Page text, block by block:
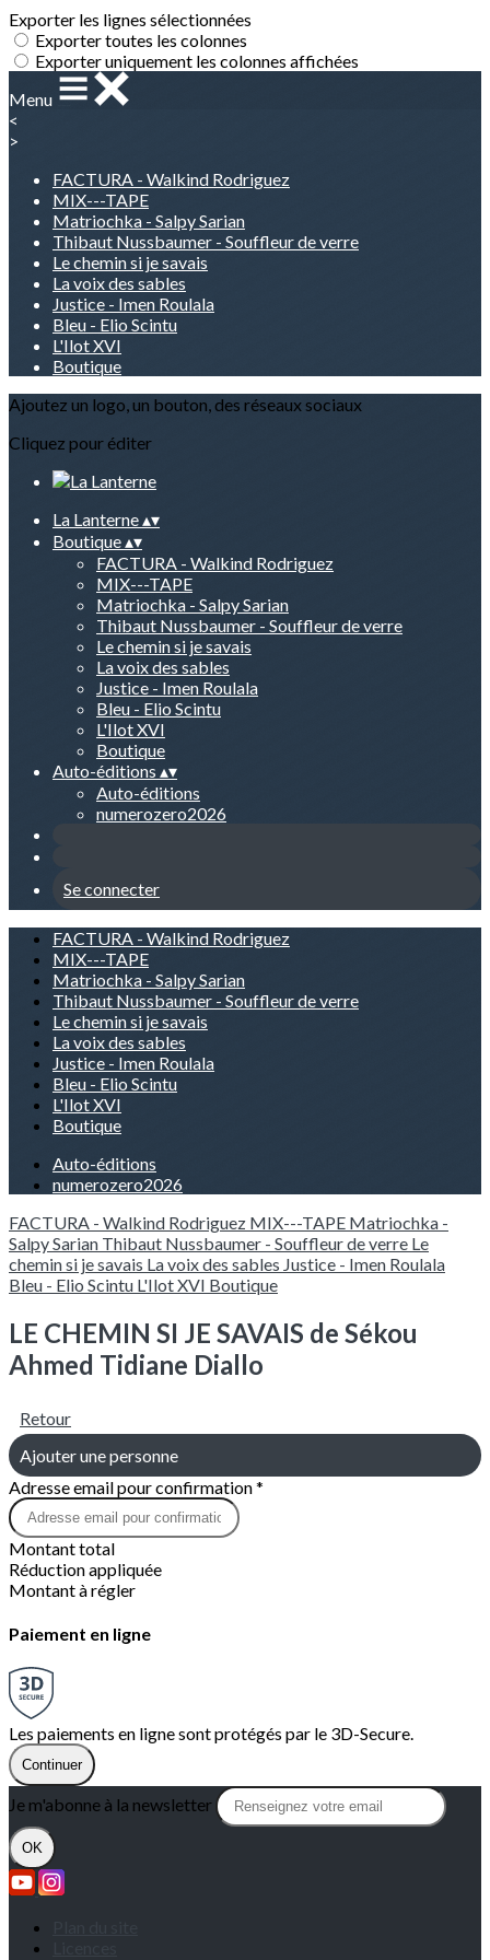
Exporter les lignes sélectionnées
Exporter toutes les colonnes
Exporter uniquement les colonnes affichées
Menu
<
>
FACTURA - Walkind Rodriguez
MIX---TAPE
Matriochka - Salpy Sarian
Thibaut Nussbaumer - Souffleur de verre
Le chemin si je savais
La voix des sables
Justice - Imen Roulala
Bleu - Elio Scintu
L'Ilot XVI
Boutique
Ajoutez un logo, un bouton, des réseaux sociaux
Cliquez pour éditer
La Lanterne▴▾
Boutique▴▾
FACTURA - Walkind Rodriguez
MIX---TAPE
Matriochka - Salpy Sarian
Thibaut Nussbaumer - Souffleur de verre
Le chemin si je savais
La voix des sables
Justice - Imen Roulala
Bleu - Elio Scintu
L'Ilot XVI
Boutique
Auto-éditions ▴▾
Auto-éditions
numerozero2026
Se connecter
FACTURA - Walkind Rodriguez
MIX---TAPE
Matriochka - Salpy Sarian
Thibaut Nussbaumer - Souffleur de verre
Le chemin si je savais
La voix des sables
Justice - Imen Roulala
Bleu - Elio Scintu
L'Ilot XVI
Boutique
Auto-éditions
numerozero2026
FACTURA - Walkind Rodriguez MIX---TAPE Matriochka -
Salpy Sarian Thibaut Nussbaumer - Souffleur de verre Le
chemin si je savais La voix des sables Justice - Imen Roulala
Bleu - Elio Scintu L'Ilot XVI Boutique
LE CHEMIN SI JE SAVAIS de Sékou
Ahmed Tidiane Diallo
Retour
Ajouter une personne
Adresse email pour confirmation *
Montant total
Réduction appliquée
Montant à régler
Paiement en ligne
Les paiements en ligne sont protégés par le 3D-Secure.
Continuer
Je m'abonne à la newsletter
OK